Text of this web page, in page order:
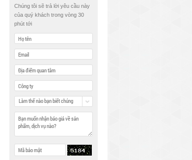
Chúng tôi sẽ trả lời yêu cầu này
của quý khách trong vòng 30
phút tới
Làm thế nào bạn biết chúng